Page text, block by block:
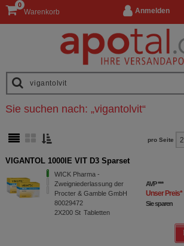
Anmelden
Warenkorb
0
Sie suchen nach: „vigantolvit“
pro Seite
VIGANTOL 1000IE VIT D3 Sparset
WICK Pharma -
Zweigniederlassung der
Procter & Gamble GmbH
80029472
2X200 St Tabletten
AVP***
Unser Preis*
Sie sparen